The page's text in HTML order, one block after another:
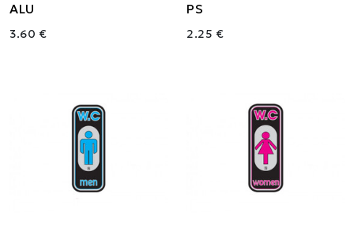
ALU
3.60 €
PS
2.25 €